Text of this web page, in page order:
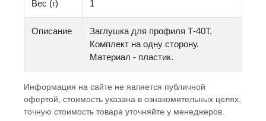
Вес (г) 1
Описание
Заглушка для профиля Т-40T.
Комплект на одну сторону.
Материал - пластик.
Информация на сайте не является публичной
офертой, стоимость указана в ознакомительных целях,
точную стоимость товара уточняйте у менеджеров.